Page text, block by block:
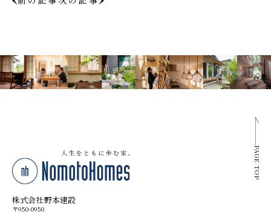
株式会社野本建設
〒950-0950
PAGE TOP